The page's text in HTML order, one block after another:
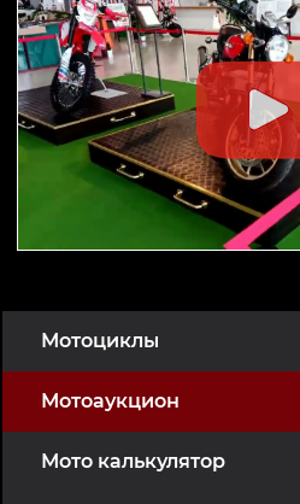
Мотоциклы
Мотоаукцион
Мото калькулятор